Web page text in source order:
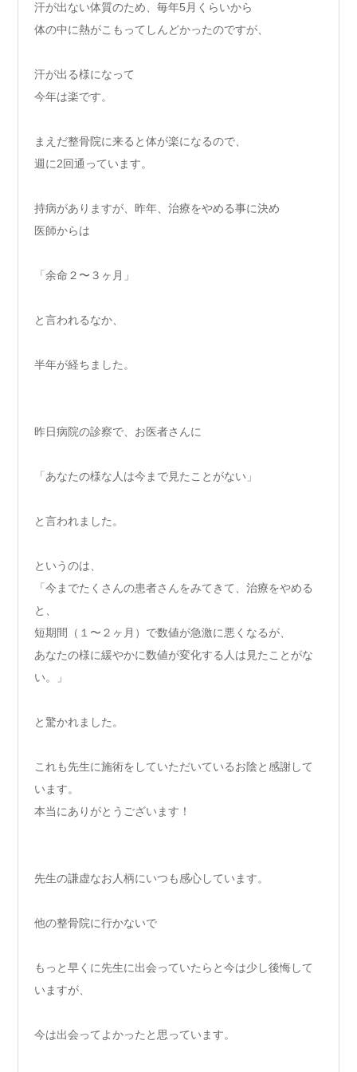
汗が出ない体質のため、毎年5月くらいから
体の中に熱がこもってしんどかったのですが、
汗が出る様になって
今年は楽です。
まえだ整骨院に来ると体が楽になるので、
週に2回通っています。
持病がありますが、昨年、治療をやめる事に決め
医師からは
「余命２〜３ヶ月」
と言われるなか、
半年が経ちました。
昨日病院の診察で、お医者さんに
「あなたの様な人は今まで見たことがない」
と言われました。
というのは、
「今までたくさんの患者さんをみてきて、治療をやめる
と、
短期間（１〜２ヶ月）で数値が急激に悪くなるが、
あなたの様に緩やかに数値が変化する人は見たことがな
い。」
と驚かれました。
これも先生に施術をしていただいているお陰と感謝して
います。
本当にありがとうございます！
先生の謙虚なお人柄にいつも感心しています。
他の整骨院に行かないで
もっと早くに先生に出会っていたらと今は少し後悔して
いますが、
今は出会ってよかったと思っています。